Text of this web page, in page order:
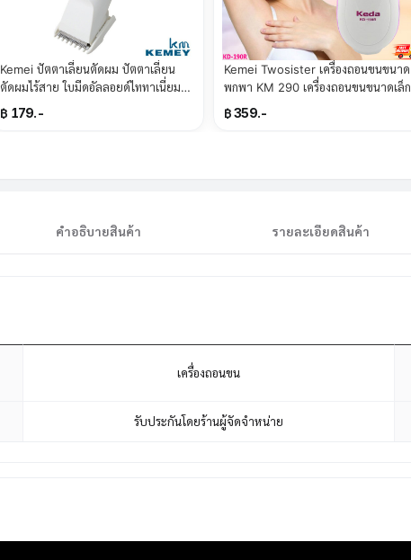
Kemei ปัตตาเลี่ยนตัดผม ปัตตาเลี่ยน
ตัดผมไร้สาย ใบมีดอัลลอยด์ไททาเนี่ยม
รุ่น KM-9020
฿ 179.-
Kemei Twosister เครื่องถอนขนขนาด
พกพา KM 290 เครื่องถอนขนขนาดเล็ก
฿ 359.-
คำอธิบายสินค้า รายละเอียดสินค้า
เครื่องถอนขน
รับประกันโดยร้านผู้จัดจำหน่าย